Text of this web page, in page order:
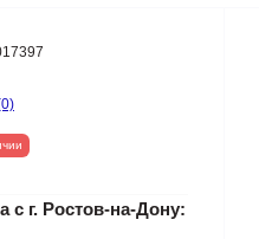
с г. Ростов-на-Дону: